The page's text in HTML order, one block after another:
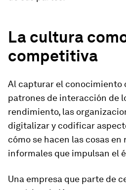
La cultura
competitiva
Al capturar el conocimiento
patrones de interacción de
rendimiento, las
digitalizar y codificar
cómo se hacen las cosas
informales que impulsan el
Una empresa que parte de